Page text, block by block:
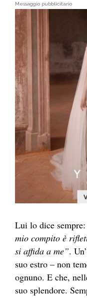
Messaggio pubblicitario
Lui lo dice sempre:
mio compito è
si affida a me”.
suo estro – non
ognuno. E che,
suo splendore.